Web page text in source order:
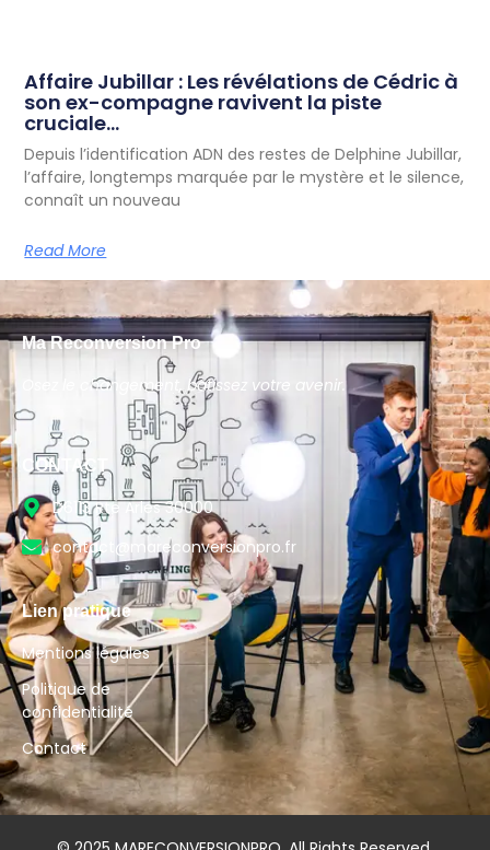
Affaire Jubillar : Les révélations de Cédric à
son ex-compagne ravivent la piste
cruciale…
Depuis l’identification ADN des restes de Delphine Jubillar,
l’affaire, longtemps marquée par le mystère et le silence,
connaît un nouveau
Read More
Ma Reconversion Pro
Osez le changement, bâtissez votre avenir.
CONTACT
D6113 Rte Arles 30000
contact@mareconversionpro.fr
Lien pratique
Mentions légales
Politique de
confidentialité
Contact